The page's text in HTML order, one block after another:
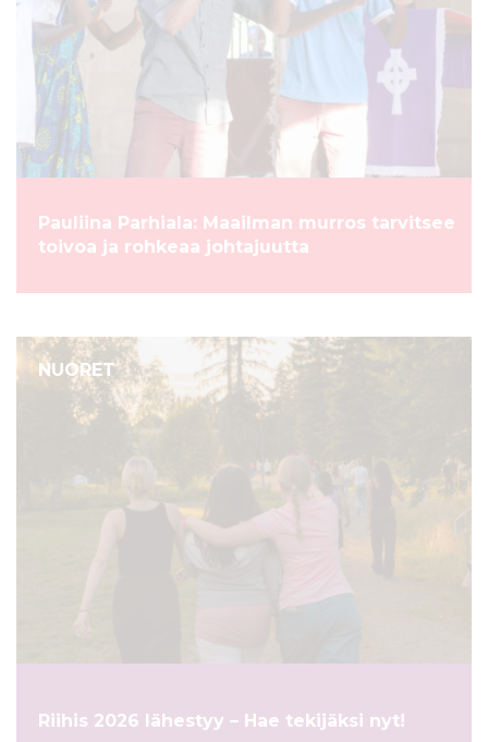
Pauliina Parhiala: Maailman murros tarvitsee
toivoa ja rohkeaa johtajuutta
NUORET
Riihis 2026 lähestyy – Hae tekijäksi nyt!